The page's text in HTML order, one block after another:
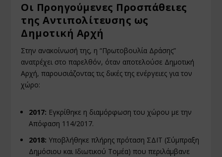
Οι Προηγούμενες Προσπάθειες
της Αντιπολίτευσης ως
Δημοτική Αρχή
Στην ανακοίνωσή της, η “Πρωτοβουλία Δράσης”
ανατρέχει στο παρελθόν, όταν αποτελούσε Δημοτική
Αρχή, παρουσιάζοντας τις δικές της ενέργειες για τον
χώρο:
2017: Εγκρίθηκε η διαμόρφωση του χώρου με την
Απόφαση 114/2017.
2018: Υποβλήθηκε πλήρης πρόταση ΣΔΙΤ (Σύμπραξη
Δημόσιου και Ιδιωτικού Τομέα) που περιλάμβανε